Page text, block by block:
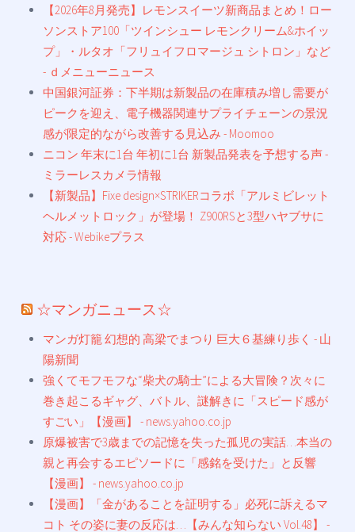
【2026年8月発売】レモンスイーツ新商品まとめ！ロー
ソンストア100「ツインシュー レモンクリーム&ホイッ
プ」・ルタオ「フリュイフロマージュ シトロン」など
- ｄメニューニュース
中国銀河証券：下半期は新製品の在庫積み増し需要が
ピークを迎え、電子機器関連サプライチェーンの景況
感が限定的ながら改善する見込み - Moomoo
ニコン 年末に1台 年初に1台 新製品発表を予想する声 -
ミラーレスカメラ情報
【新製品】Fixe design×STRIKERコラボ「アルミビレット
ヘルメットロック」が登場！ Z900RSと3型ハヤブサに
対応 - Webikeプラス
☆マンガニュース☆
マンガ灯籠 幻想的 高梁でまつり 巨大６基練り歩く - 山
陽新聞
強くてモフモフな“柴犬の騎士”による大冒険？次々に
巻き起こるギャグ、バトル、謎解きに「スピード感が
すごい」【漫画】 - news.yahoo.co.jp
原爆被害で3歳までの記憶を失った孤児の実話…本当の
親と再会するエピソードに「感銘を受けた」と反響
【漫画】 - news.yahoo.co.jp
【漫画】「金があることを証明する」必死に訴えるマ
コト その姿に妻の反応は…【みんな知らない Vol.48】 -